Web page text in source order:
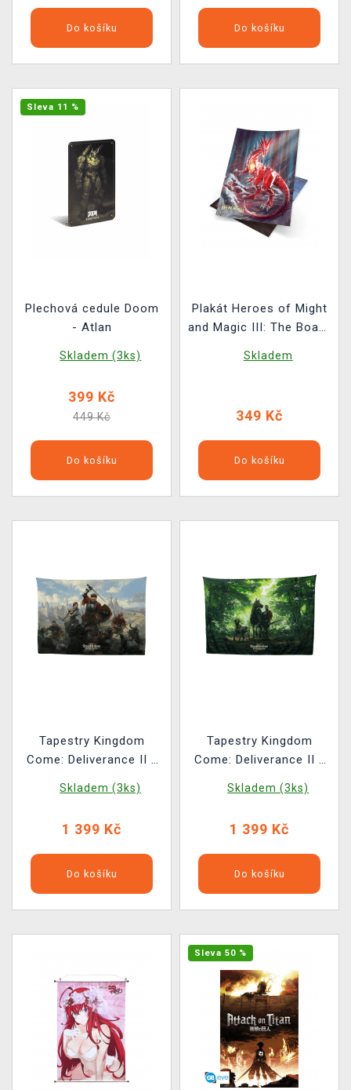
Do košíku Do košíku
Sleva 11 %
Plechová cedule Doom
- Atlan
Skladem (3ks)
399 Kč
449 Kč
Do košíku
Plakát Heroes of Might
and Magic III: The Board
Skladem
349 Kč
Do košíku
Tapestry Kingdom
Come: Deliverance II -
Skladem (3ks)
1 399 Kč
Do košíku
Tapestry Kingdom
Come: Deliverance II -
(obraz na textilu)
Skladem (3ks)
1 399 Kč
Do košíku
Sleva 50 %